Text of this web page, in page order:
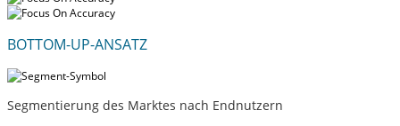
BOTTOM-UP-ANSATZ
Segmentierung des Marktes nach Endnutzern